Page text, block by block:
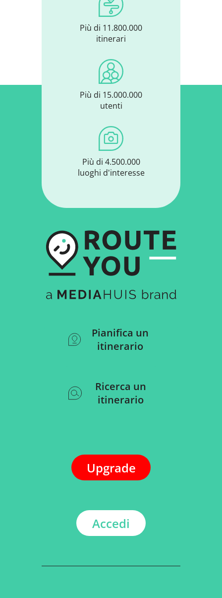
Più di 11.800.000
itinerari
Più di 15.000.000
utenti
Più di 4.500.000
luoghi d'interesse
Pianifica un
itinerario
Ricerca un
itinerario
Upgrade
Accedi